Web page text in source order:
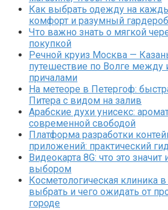
Как выбрать одежду на
комфорт и разумный гардероб
Что важно знать о мягкой
покупкой
Речной круиз Москва —
путешествие по Волге между
причалами
На метеоре в Петергоф:
Питера с видом на залив
Арабские духи унисекс:
современной свободой
Платформа разработки
приложений: практический
Видеокарта 8G: что это
выбором
Косметологическая клиника в
выбрать и чего ожидать от
городе